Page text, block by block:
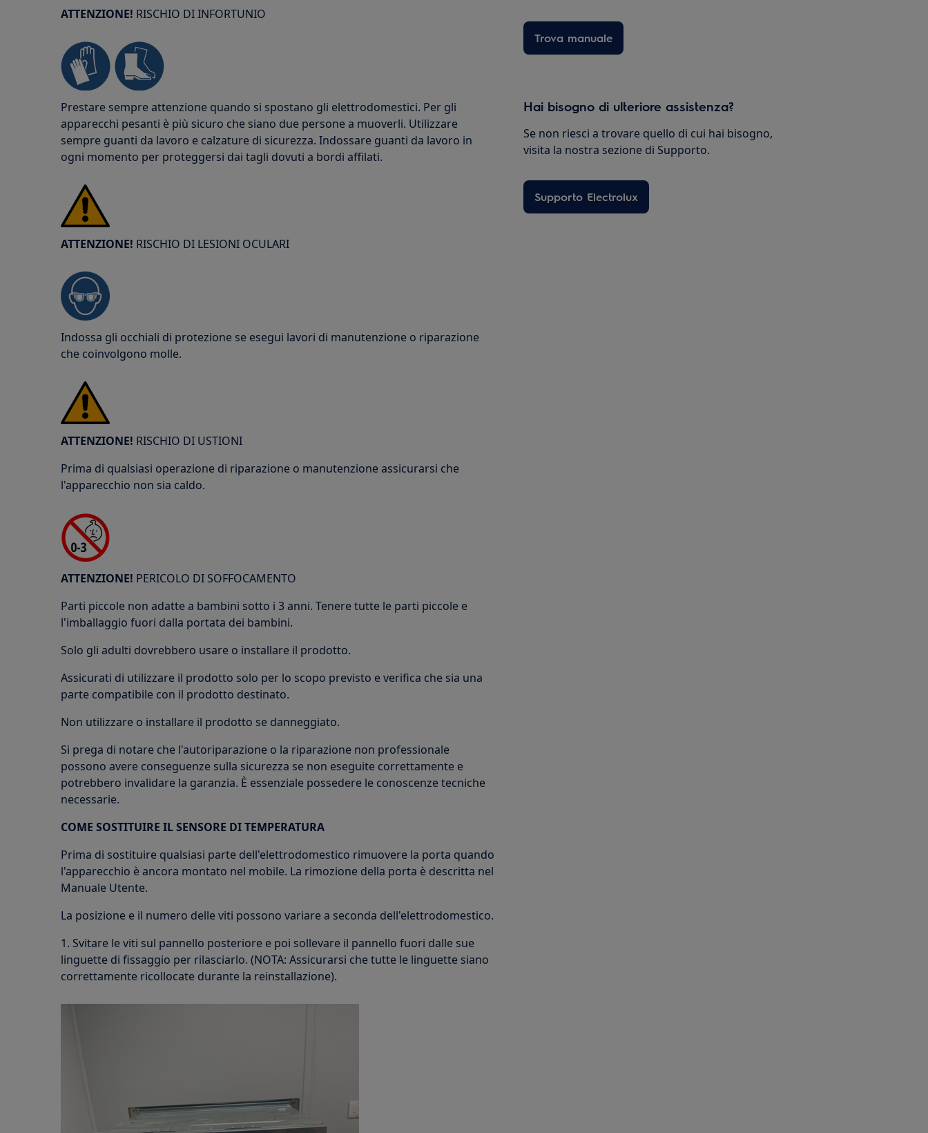
ATTENZIONE! RISCHIO DI INFORTUNIO
Prestare sempre attenzione quando si spostano gli elettrodomestici. Per gli
apparecchi pesanti è più sicuro che siano due persone a muoverli. Utilizzare
sempre guanti da lavoro e calzature di sicurezza. Indossare guanti da lavoro in
ogni momento per proteggersi dai tagli dovuti a bordi affilati.
ATTENZIONE! RISCHIO DI LESIONI OCULARI
Indossa gli occhiali di protezione se esegui lavori di manutenzione o riparazione
che coinvolgono molle.
ATTENZIONE! RISCHIO DI USTIONI
Prima di qualsiasi operazione di riparazione o manutenzione assicurarsi che
l'apparecchio non sia caldo.
ATTENZIONE! PERICOLO DI SOFFOCAMENTO
Parti piccole non adatte a bambini sotto i 3 anni. Tenere tutte le parti piccole e
l'imballaggio fuori dalla portata dei bambini.
Solo gli adulti dovrebbero usare o installare il prodotto.
Assicurati di utilizzare il prodotto solo per lo scopo previsto e verifica che sia una
parte compatibile con il prodotto destinato.
Non utilizzare o installare il prodotto se danneggiato.
Si prega di notare che l'autoriparazione o la riparazione non professionale
possono avere conseguenze sulla sicurezza se non eseguite correttamente e
potrebbero invalidare la garanzia. È essenziale possedere le conoscenze tecniche
necessarie.
COME SOSTITUIRE IL SENSORE DI TEMPERATURA
Prima di sostituire qualsiasi parte dell'elettrodomestico rimuovere la porta quando
l'apparecchio è ancora montato nel mobile. La rimozione della porta è descritta nel
Manuale Utente.
La posizione e il numero delle viti possono variare a seconda dell'elettrodomestico.
1. Svitare le viti sul pannello posteriore e poi sollevare il pannello fuori dalle sue
linguette di fissaggio per rilasciarlo. (NOTA: Assicurarsi che tutte le linguette siano
correttamente ricollocate durante la reinstallazione).
Trova manuale
Hai bisogno di ulteriore assistenza?
Se non riesci a trovare quello di cui hai bisogno,
visita la nostra sezione di Supporto.
Supporto Electrolux